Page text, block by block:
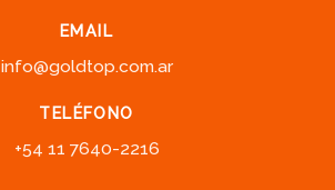
EMAIL
info@goldtop.com.ar
TELÉFONO
+54 11 7640-2216